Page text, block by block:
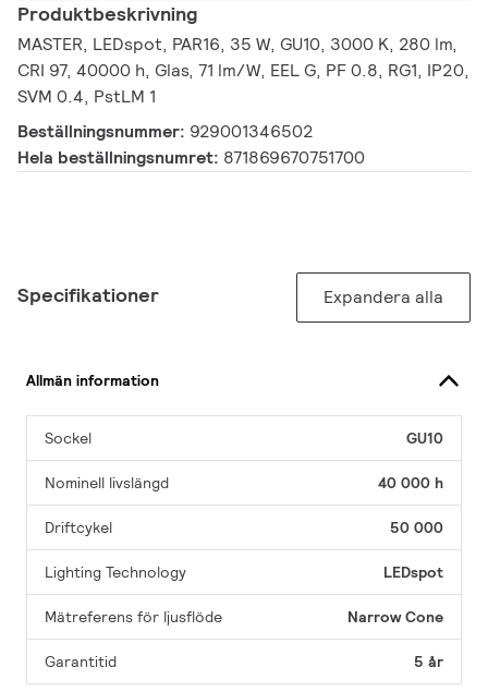
Produktbeskrivning
MASTER, LEDspot, PAR16, 35 W, GU10, 3000 K, 280 lm,
CRI 97, 40000 h, Glas, 71 lm/W, EEL G, PF 0.8, RG1, IP20,
SVM 0.4, PstLM 1
Beställningsnummer: 929001346502
Hela beställningsnumret: 871869670751700
Specifikationer Expandera alla
Allmän information
Sockel GU10
Nominell livslängd 40 000 h
Driftcykel 50 000
Lighting Technology LEDspot
Mätreferens för ljusflöde Narrow Cone
Garantitid 5 år